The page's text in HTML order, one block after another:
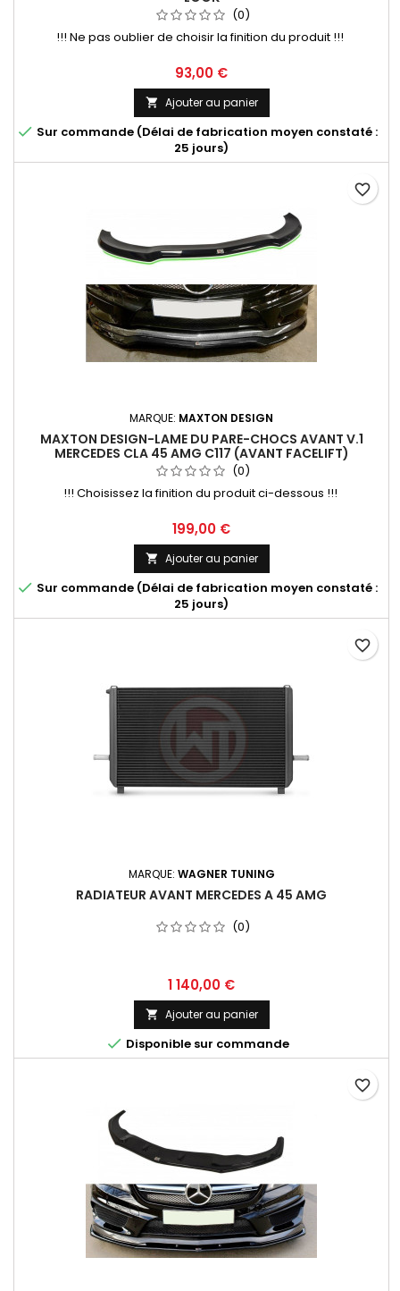
(0)
!!! Ne pas oublier de choisir la finition du produit !!!
Prix
93,00 €
 Ajouter au panier
 Sur commande (Délai de fabrication moyen constaté :
25 jours)
MARQUE: MAXTON DESIGN
MAXTON DESIGN-LAME DU PARE-CHOCS AVANT V.1
MERCEDES CLA 45 AMG C117 (AVANT FACELIFT)
(0)
!!! Choisissez la finition du produit ci-dessous !!!
Prix
199,00 €
 Ajouter au panier
 Sur commande (Délai de fabrication moyen constaté :
25 jours)
favorite_border
MARQUE: WAGNER TUNING
RADIATEUR AVANT MERCEDES A 45 AMG
(0)
Prix
1 140,00 €
 Ajouter au panier
 Disponible sur commande
favorite_border
favorite_border